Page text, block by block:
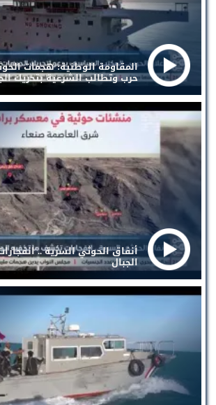
المقاومة الوطنية: هجمات
حرب وتطالب الشرعية بتحريك
أنفاق الحوثي السرية ..
الجبال